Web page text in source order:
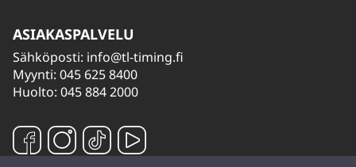
ASIAKASPALVELU
Sähköposti: info@tl-timing.fi
Myynti: 045 625 8400
Huolto: 045 884 2000